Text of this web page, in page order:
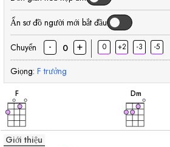
Ẩn sơ đồ người mới bắt đầu
Chuyển - 0 + 0 +2 -3 -5
Giọng: F trưởng
F
hợp
Dm
hợp
Giới thiệu